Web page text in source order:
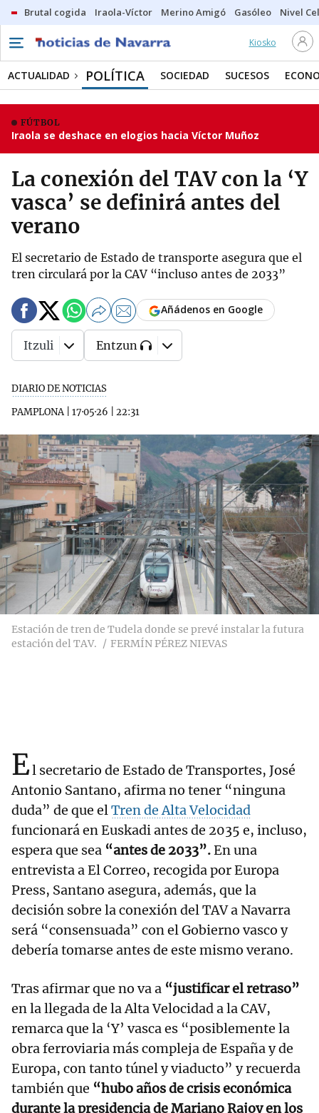
Brutal cogida Iraola-Víctor Merino Amigó Gasóleo Nivel
Kiosko
ACTUALIDAD POLÍTICA SOCIEDAD SUCESOS
FÚTBOL
Iraola se deshace en elogios hacia Víctor Muñoz
La conexión del TAV con la ‘Y
vasca’ se definirá antes del
verano
El secretario de Estado de transporte asegura que el
tren circulará por la CAV “incluso antes de 2033”
DIARIO DE NOTICIAS
PAMPLONA| 17·05·26 22:31
Añádenos en Google
Itzuli Entzun
Estación de tren de Tudela donde se prevé instalar la futura
estación del TAV.
FERMÍN PÉREZ NIEVAS
El secretario de Estado de Transportes, José
Antonio Santano, afirma no tener “ninguna
duda” de que elTren de Alta Velocidad
funcionará en Euskadi antes de 2035 e, incluso,
espera que sea “antes de 2033”.En una
entrevista a El Correo, recogida por Europa
Press, Santano asegura, además, que la
decisión sobre la conexión del TAV a Navarra
será “consensuada” con el Gobierno vasco y
debería tomarse antes de este mismo verano.
Tras afirmar que no va a “justificar el retraso”
en la llegada de la Alta Velocidad a la CAV,
remarca que la ‘Y’ vasca es “posiblemente la
obra ferroviaria más compleja de España y de
Europa, con tanto túnel y viaducto” y recuerda
también que “hubo años de crisis económica
durante la presidencia de Mariano Rajoy en los